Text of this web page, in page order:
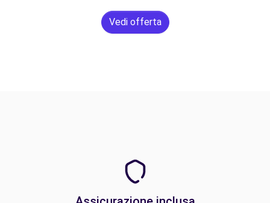
Vedi offerta